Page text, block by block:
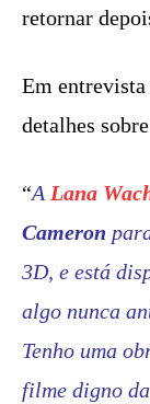
retornar
Em entrevista
detalhes
“ALana
Cameron
3D, e está
algo nunca
Tenho uma
filme digno